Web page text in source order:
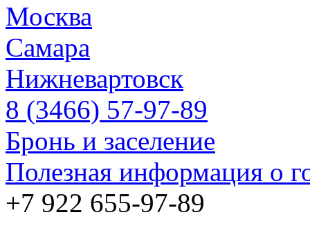
Москва
Самара
Нижневартовск
8 (3466) 57-97-89
Бронь и заселение
Полезная информация о
+7 922 655-97-89